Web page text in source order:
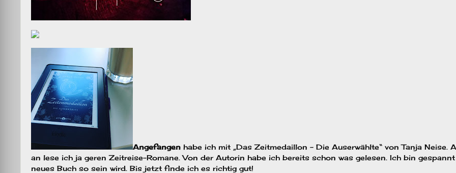
Angefangen habe ich mit „Das Zeitmedaillon – Die Auserwählte“ von Tanja Neise.
an lese ich ja geren Zeitreise-Romane. Von der Autorin habe ich bereits schon was gelesen. Ich bin
neues Buch so sein wird. Bis jetzt finde ich es richtig gut!